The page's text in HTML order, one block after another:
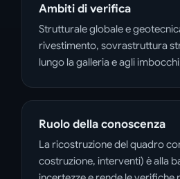
Ambiti di verifica
Strutturale globale e
rivestimento, sovrastruttura
lungo la galleria e agli
Ruolo della conoscenza
La ricostruzione del quadro
costruzione, interventi) è alla